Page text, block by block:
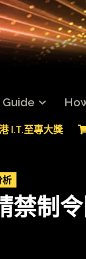
I.T.至專大獎
析
禁制